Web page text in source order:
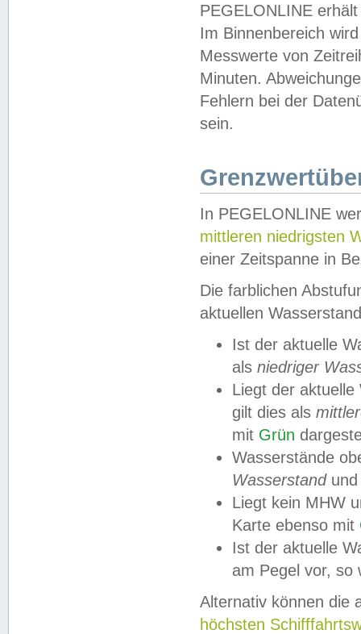
PEGELONLINE
Im Binnenbereich
Messwerte von
Minuten.
Fehlern bei der
sein.
In PEGELONLINE
mittleren niedrigsten
einer Zeitspanne in
Die farblichen
aktuellen
Ist der aktuelle
als niedriger
Liegt der
gilt dies als
mit Grün
Wasserstände
Wasserstandund
Liegt kein MHW
Karte ebenso mit
Ist der aktuelle
am Pegel vor,
Alternativ können die
höchsten